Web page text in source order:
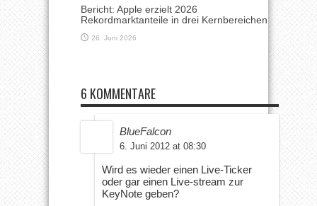
Bericht: Apple erzielt 2026
Rekordmarktanteile in drei Kernbereichen
26. Juni 2026
6 KOMMENTARE
BlueFalcon
6. Juni 2012 at 08:30
Wird es wieder einen Live-Ticker
oder gar einen Live-stream zur
KeyNote geben?